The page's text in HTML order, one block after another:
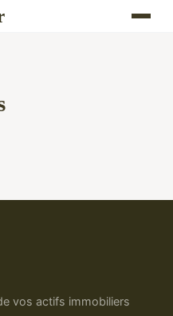
vos actifs immobiliers